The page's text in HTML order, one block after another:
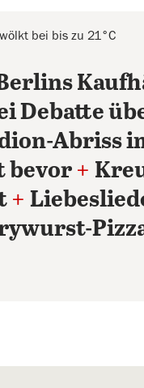
bei bis zu 21°C
Debatte
Abriss
bevor +
+